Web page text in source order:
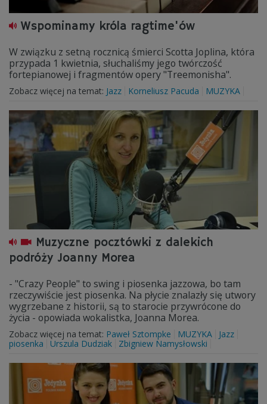
Wspominamy króla ragtime'ów
W związku z setną rocznicą śmierci Scotta Joplina, która
przypada 1 kwietnia, słuchaliśmy jego twórczość
fortepianowej i fragmentów opery "Treemonisha".
Zobacz więcej na temat: Jazz Korneliusz Pacuda MUZYKA
Muzyczne pocztówki z dalekich
podróży Joanny Morea
- "Crazy People" to swing i piosenka jazzowa, bo tam
rzeczywiście jest piosenka. Na płycie znalazły się utwory
wygrzebane z historii, są to starocie przywrócone do
życia - opowiada wokalistka, Joanna Morea.
Zobacz więcej na temat: Paweł Sztompke MUZYKA
Jazz
piosenka
Urszula Dudziak Zbigniew Namysłowski